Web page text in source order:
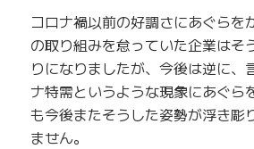
コロナ禍以前の好調さにあぐらを
の取り組みを怠っていた企業はそ
りになりましたが、今後は逆に、
ナ特需というような現象にあぐら
も今後またそうした姿勢が浮き彫
ません。